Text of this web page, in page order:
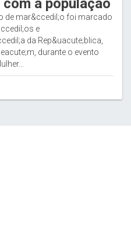
a população
de mar&ccedil;o foi marcado
e
da Rep&uacute;blica,
durante o evento